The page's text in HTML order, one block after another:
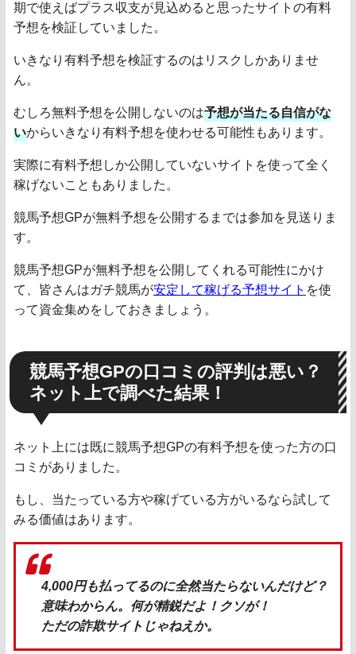
期で使えばプラス収支が見込めると思ったサイトの有料
予想を検証していました。
いきなり有料予想を検証するのはリスクしかありませ
ん。
むしろ無料予想を公開しないのは予想が当たる自信がな
いからいきなり有料予想を使わせる可能性もあります。
実際に有料予想しか公開していないサイトを使って全く
稼げないこともありました。
競馬予想GPが無料予想を公開するまでは参加を見送りま
す。
競馬予想GPが無料予想を公開してくれる可能性にかけ
て、皆さんはガチ競馬が安定して稼げる予想サイト を使
って資金集めをしておきましょう。
競馬予想GPの口コミの評判は悪い？
ネット上で調べた結果！
ネット上には既に競馬予想GPの有料予想を使った方の口
コミがありました。
もし、当たっている方や稼げている方がいるなら試して
みる価値はあります。
4,000円も払ってるのに全然当たらないんだけど？
意味わからん。何が精鋭だよ！クソが！
ただの詐欺サイトじゃねえか。